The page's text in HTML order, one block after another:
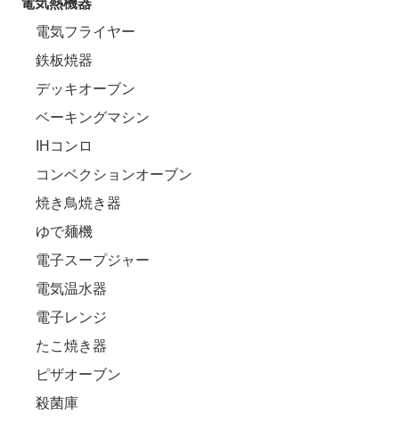
電気熱機器
電気フライヤー
鉄板焼器
デッキオーブン
ベーキングマシン
IHコンロ
コンベクションオーブン
焼き鳥焼き器
ゆで麺機
電子スープジャー
電気温水器
電子レンジ
たこ焼き器
ピザオーブン
殺菌庫